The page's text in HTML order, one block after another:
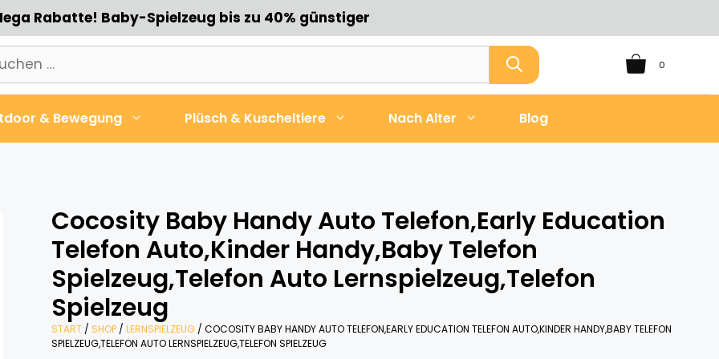
Rabatte! Baby-Spielzeug bis zu 40% günstiger
0
& Bewegung Plüsch & Kuscheltiere Nach Alter Blog
Cocosity Baby Handy Auto Telefon,Early Education
Telefon Auto,Kinder Handy,Baby Telefon
Spielzeug,Telefon Auto Lernspielzeug,Telefon
Spielzeug
START / SHOP / LERNSPIELZEUG / COCOSITY BABY HANDY AUTO TELEFON,EARLY EDUCATION TELEFON AUTO,KINDER HANDY,BABY TELEFON
SPIELZEUG,TELEFON AUTO LERNSPIELZEUG,TELEFON SPIELZEUG